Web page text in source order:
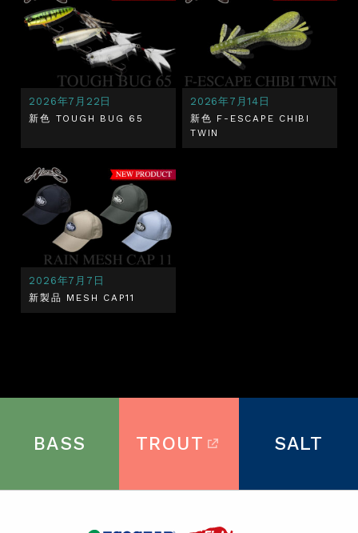
2026年7月22日
新色 TOUGH BUG 65
2026年7月14日
新色 F-ESCAPE CHIBI
TWIN
2026年7月7日
新製品 MESH CAP11
BASS TROUT SALT